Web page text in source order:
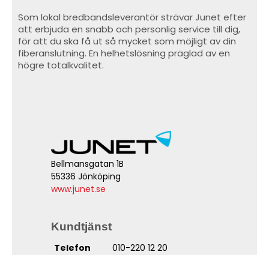
Som lokal bredbandsleverantör strävar Junet efter
att erbjuda en snabb och personlig service till dig,
för att du ska få ut så mycket som möjligt av din
fiberanslutning. En helhetslösning präglad av en
högre totalkvalitet.
Bellmansgatan 1B
55336 Jönköping
www.junet.se
Kundtjänst
Telefon
010-220 12 20